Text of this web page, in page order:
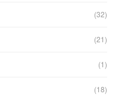
(32)
(21)
(1)
(18)